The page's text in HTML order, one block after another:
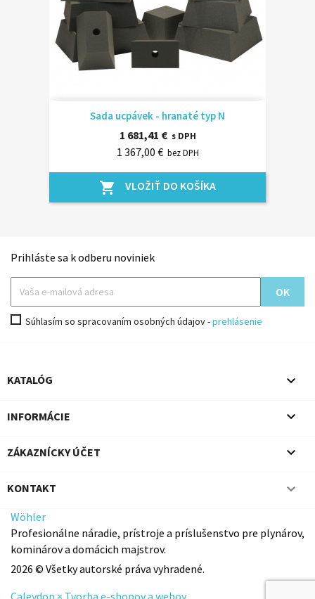
Sada ucpávek - hranaté typ N
1 681,41 € s DPH
1 367,00 € bez DPH
shopping_cart VLOŽIŤ DO KOŠÍKA
Prihláste sa k odberu noviniek
Súhlasím so spracovaním osobných údajov -prehlásenie
KATALÓG 
INFORMÁCIE 
ZÁKAZNÍCKY ÚČET 
KONTAKT 
Wöhler
Profesionálne náradie, prístroje a príslušenstvo pre plynárov,
kominárov a domácich majstrov.
2026 © Všetky autorské práva vyhradené.
Caleydon × Tvorba e-shopov a webov